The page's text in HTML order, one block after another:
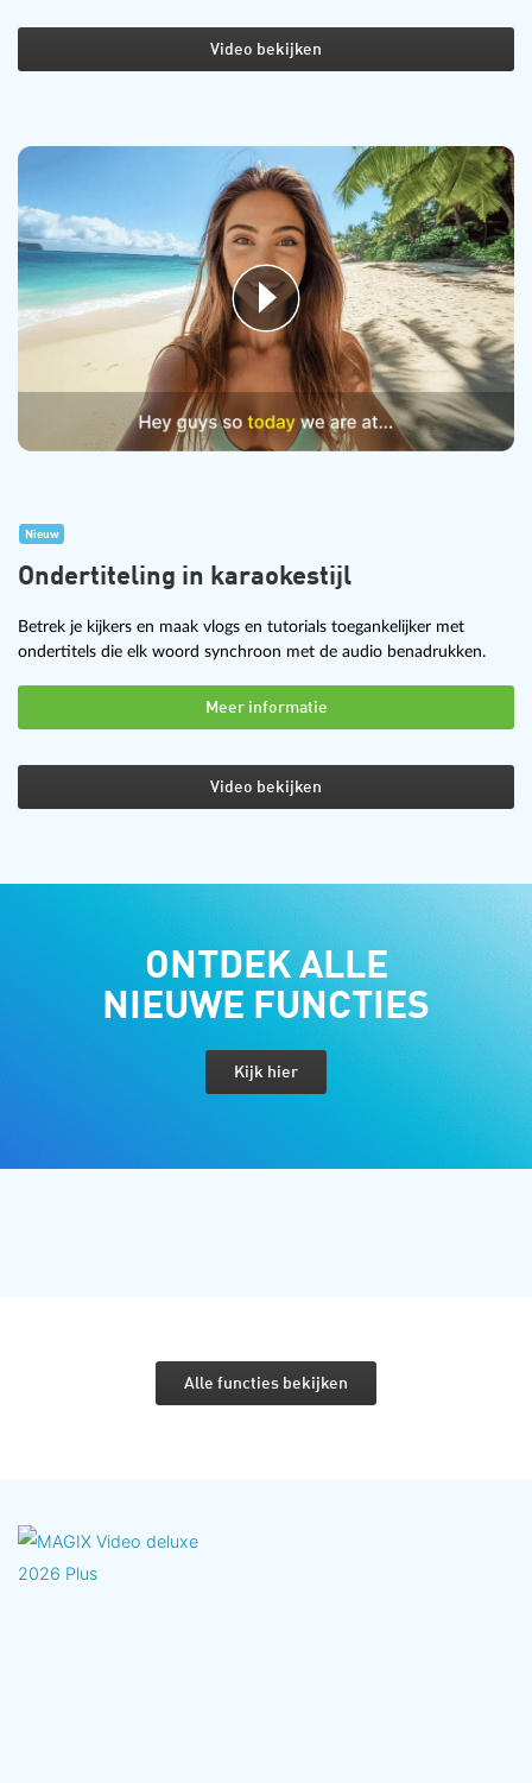
Video bekijken
Nieuw
Ondertiteling in karaokestijl
Betrek je kijkers en maak vlogs en tutorials toegankelijker met
ondertitels die elk woord synchroon met de audio benadrukken.
Meer informatie
Video bekijken
ONTDEK ALLE
NIEUWE FUNCTIES
Kijk hier
Alle functies bekijken